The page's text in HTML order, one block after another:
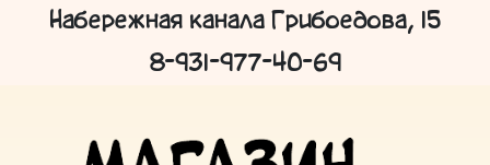
Набережная канала Грибоедова, 15
8-931-977-40-69